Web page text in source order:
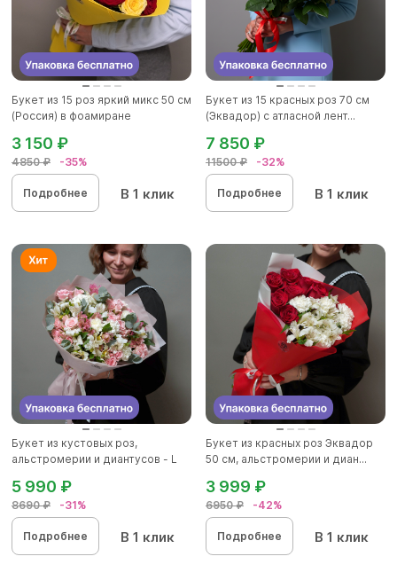
Букет из 15 роз яркий микс 50 см
(Россия) в фоамиране
4850 ₽ -35%
3 150 ₽
Подробнее В 1 клик
Букет из 15 красных роз 70 см
(Эквадор) с атласной лент...
11500 ₽ -32%
7 850 ₽
Подробнее В 1 клик
Букет из кустовых роз,
альстромерии и диантусов - L
8690 ₽ -31%
5 990 ₽
Подробнее В 1 клик
Букет из красных роз Эквадор
50 см, альстромерии и диан...
6950 ₽ -42%
3 999 ₽
Подробнее В 1 клик